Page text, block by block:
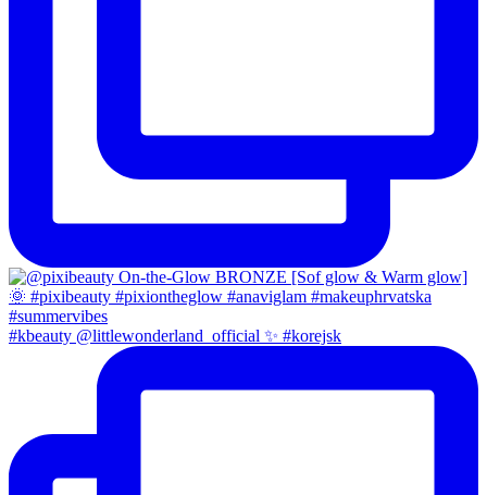
#kbeauty @littlewonderland_official ✨ #korejsk